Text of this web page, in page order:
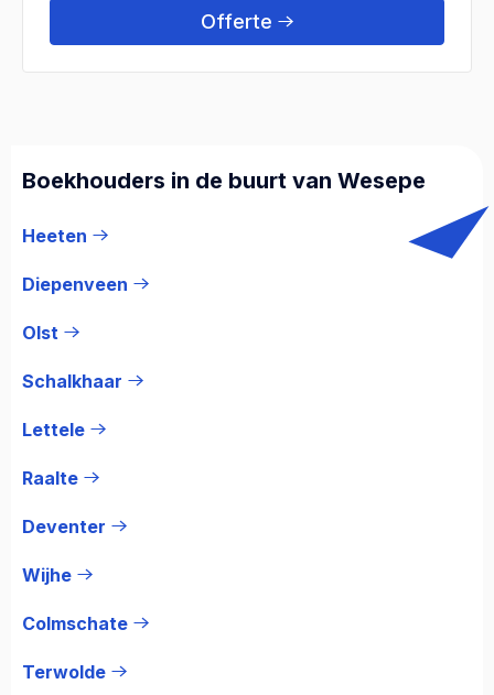
Offerte
Boekhouders in de buurt van Wesepe
Heeten
Diepenveen
Olst
Schalkhaar
Lettele
Raalte
Deventer
Wijhe
Colmschate
Terwolde